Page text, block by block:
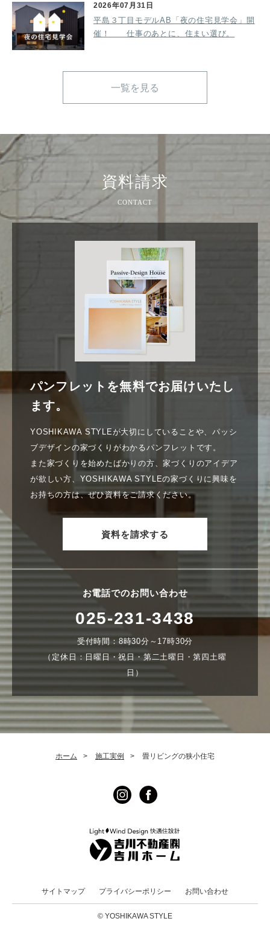
2026年07月31日
平島３丁目モデルAB「夜の住宅見学会」開
催！ 仕事のあとに、住まい選び。
一覧を見る
資料請求
パンフレットを無料でお届けいたし
ます。
YOSHIKAWA STYLEが大切にしていることや、パッシ
ブデザインの家づくりがわかるパンフレットです。
また家づくりを始めたばかりの方、家づくりのアイデア
が欲しい方、YOSHIKAWA STYLEの家づくりに興味を
お持ちの方は、ぜひ資料をご請求ください。
資料を請求する
お電話でのお問い合わせ
025-231-3438
受付時間：8時30分～17時30分
（定休日：日曜日・祝日・第二土曜日・第四土曜
日）
ホーム > 施工実例 > 畳リビングの狭小住宅
サイトマップ プライバシーポリシー お問い合わせ
© YOSHIKAWA STYLE